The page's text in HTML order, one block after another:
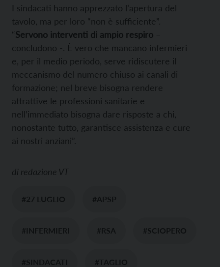
I sindacati hanno apprezzato l’apertura del
tavolo, ma per loro “non è sufficiente”.
“Servono interventi di ampio respiro –
concludono -. È vero che mancano infermieri
e, per il medio periodo, serve ridiscutere il
meccanismo del numero chiuso ai canali di
formazione; nel breve bisogna rendere
attrattive le professioni sanitarie e
nell’immediato bisogna dare risposte a chi,
nonostante tutto, garantisce assistenza e cure
ai nostri anziani”.
di redazione VT
#27 LUGLIO #APSP
#INFERMIERI #RSA #SCIOPERO
#SINDACATI #TAGLIO